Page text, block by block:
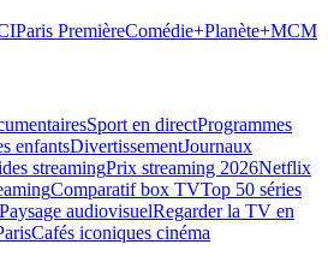
Paris PremièreComédie+Planète+MCM
Sport en directProgrammes
enfantsDivertissementJournaux
streamingPrix streaming 2026Netflix
Comparatif box TVTop 50 séries
Paysage audiovisuelRegarder la TV en
Cafés iconiques cinéma